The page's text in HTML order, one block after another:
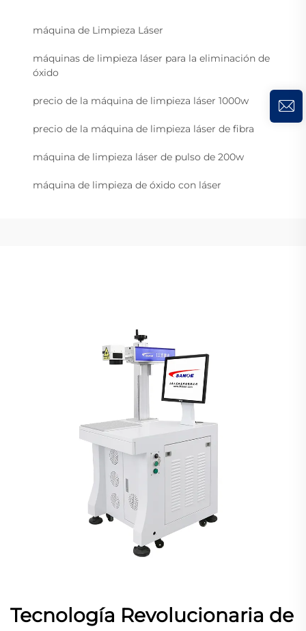
máquina de Limpieza Láser
máquinas de limpieza láser para la eliminación de
óxido
precio de la máquina de limpieza láser 1000w
precio de la máquina de limpieza láser de fibra
máquina de limpieza láser de pulso de 200w
máquina de limpieza de óxido con láser
Tecnología Revolucionaria de